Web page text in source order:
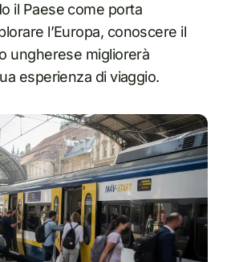
il Paese come porta
l’Europa, conoscere il
ungherese migliorerà
esperienza di viaggio.